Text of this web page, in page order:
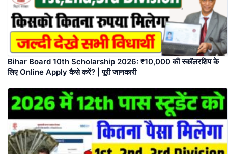
Bihar Board 10th Scholarship 2026: ₹10,000 की स्कॉलरशिप के
लिए Online Apply कैसे करें? | पूरी जानकारी